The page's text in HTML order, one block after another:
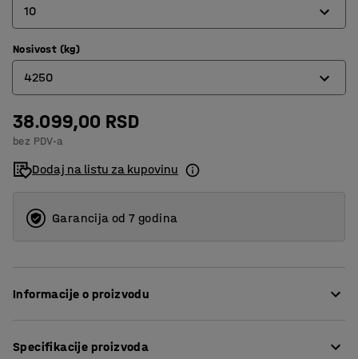
10
6
8
10
13
Nosivost (kg)
4250
1600
2800
4250
7500
38.099,00 RSD
bez PDV-a
Dodaj na listu za kupovinu
Garancija od 7 godina
Informacije o proizvodu
većinom situacija dizanja. Priložene kukice za
Specifikacije proizvoda